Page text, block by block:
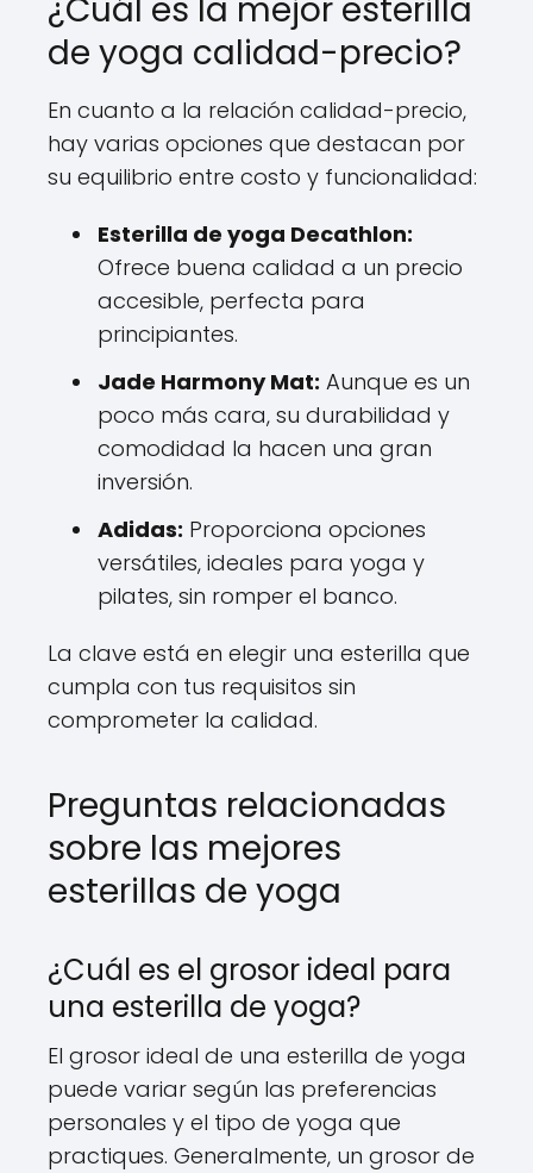
¿Cuál es la mejor esterilla
de yoga calidad-precio?
En cuanto a la relación calidad-precio,
hay varias opciones que destacan por
su equilibrio entre costo y funcionalidad:
Esterilla de yoga Decathlon:
Ofrece buena calidad a un precio
accesible, perfecta para
principiantes.
Jade Harmony Mat: Aunque es un
poco más cara, su durabilidad y
comodidad la hacen una gran
inversión.
Adidas: Proporciona opciones
versátiles, ideales para yoga y
pilates, sin romper el banco.
La clave está en elegir una esterilla que
cumpla con tus requisitos sin
comprometer la calidad.
Preguntas relacionadas
sobre las mejores
esterillas de yoga
¿Cuál es el grosor ideal para
una esterilla de yoga?
El grosor ideal de una esterilla de yoga
puede variar según las preferencias
personales y el tipo de yoga que
practiques. Generalmente, un grosor de